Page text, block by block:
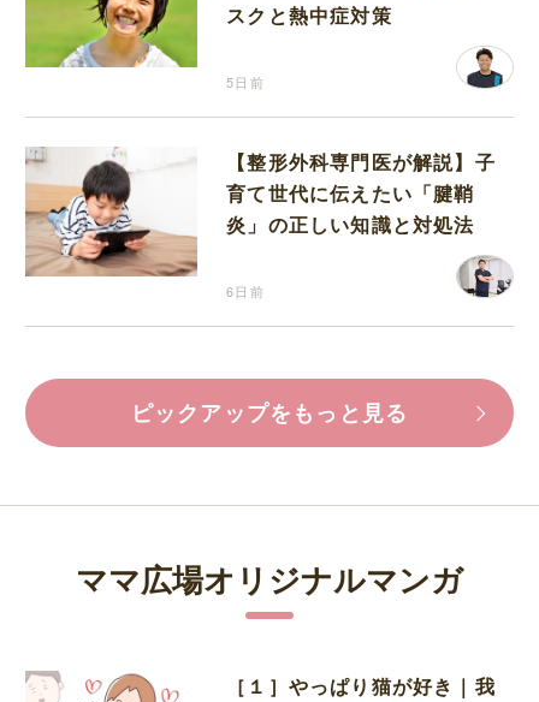
スクと熱中症対策
5日前
【整形外科専門医が解説】子
育て世代に伝えたい「腱鞘
炎」の正しい知識と対処法
6日前
ピックアップをもっと見る
ママ広場オリジナルマンガ
［１］やっぱり猫が好き｜我